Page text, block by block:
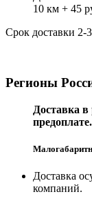
10 км + 45
Срок доставки 2-
Регионы
Доставка
предоплате.
Доставка
компаний.